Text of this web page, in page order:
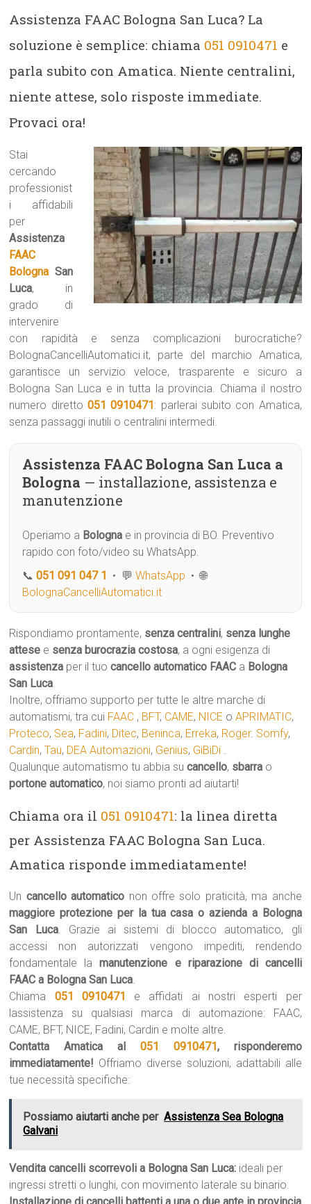
Assistenza FAAC Bologna San Luca? La
soluzione è semplice: chiama 051 0910471 e
parla subito con Amatica. Niente centralini,
niente attese, solo risposte immediate.
Provaci ora!
Stai
cercando
professionist
i affidabili
per
Assistenza
FAAC
Bologna San
Luca, in
grado di
intervenire
con rapidità e senza complicazioni burocratiche?
BolognaCancelliAutomatici.it, parte del marchio Amatica,
garantisce un servizio veloce, trasparente e sicuro a
Bologna San Luca e in tutta la provincia. Chiama il nostro
numero diretto051 0910471: parlerai subito con Amatica,
senza passaggi inutili o centralini intermedi.
Assistenza FAAC Bologna San Luca a
Bologna — installazione, assistenza e
manutenzione
Operiamo a Bologna e in provincia di BO. Preventivo
rapido con foto/video su WhatsApp.
📞051 091 047 1 • 💬WhatsApp • 🌐
BolognaCancelliAutomatici.it
Rispondiamo prontamente, senza centralini, senza lunghe
attese e senza burocrazia costosa, a ogni esigenza di
assistenza per il tuocancello automatico FAAC a Bologna
San Luca.
Inoltre, offriamo supporto per tutte le altre marche di
automatismi, tra cui FAAC , BFT, CAME, NICE oAPRIMATIC,
Proteco, Sea, Fadini, Ditec, Beninca, Erreka, Roger. Somfy,
Cardin,Tau, DEA Automazioni, Genius, GiBiDi .
Qualunque automatismo tu abbia sucancello, sbarra o
portone automatico, noi siamo pronti ad aiutarti!
Chiama ora il 051 0910471: la linea diretta
per Assistenza FAAC Bologna San Luca.
Amatica risponde immediatamente!
Un cancello automatico non offre solo praticità, ma anche
maggiore protezione per la tua casa o azienda a Bologna
San Luca. Grazie ai sistemi di blocco automatico, gli
accessi non autorizzati vengono impediti, rendendo
fondamentale lamanutenzione e riparazione di cancelli
FAAC a Bologna San Luca.
Chiama 051 0910471
e affidati ai nostri esperti per
lassistenza su qualsiasi marca di automazione: FAAC,
CAME, BFT, NICE, Fadini, Cardin e molte altre.
Contatta Amatica al 051 0910471, risponderemo
immediatamente! Offriamo diverse soluzioni, adattabili alle
tue necessità specifiche:
Possiamo aiutarti anche per Assistenza Sea Bologna
Galvani
Vendita cancelli scorrevoli a Bologna San Luca: ideali per
ingressi stretti o lunghi, con movimento laterale su binario.